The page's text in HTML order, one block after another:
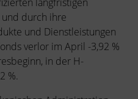
durch ihre
und Dienstleistungen
verlor im April -3,92 %
in der H-
%.